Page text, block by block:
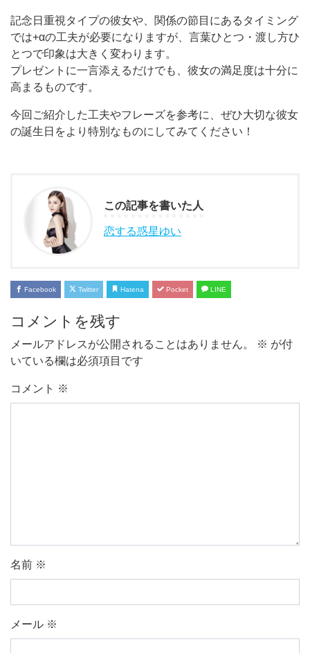
記念日重視タイプの彼女や、関係の節目にあるタイミング
では+αの工夫が必要になりますが、言葉ひとつ・渡し方ひ
とつで印象は大きく変わります。
プレゼントに一言添えるだけでも、彼女の満足度は十分に
高まるものです。
今回ご紹介した工夫やフレーズを参考に、ぜひ大切な彼女
の誕生日をより特別なものにしてみてください！
この記事を書いた人
恋する惑星ゆい
Facebook Twitter Hatena Pocket LINE
コメントを残す
メールアドレスが公開されることはありません。 ※ が付
いている欄は必須項目です
コメント ※
名前 ※
メール ※